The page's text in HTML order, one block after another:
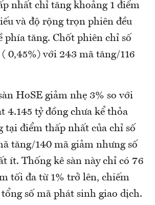
nhất chỉ tăng khoảng 1 điểm
và độ rộng trọn phiên đều
phía tăng. Chốt phiên chỉ số
0,45%) với 243 mã tăng/116
HoSE giảm nhẹ 3% so với
4.145 tỷ đồng chưa kể thỏa
tại điểm thấp nhất của chỉ số
tăng/140 mã giảm nhưng số
ít. Thống kê sàn này chỉ có 76
tối đa từ 1% trở lên, chiếm
số mã phát sinh giao dịch.